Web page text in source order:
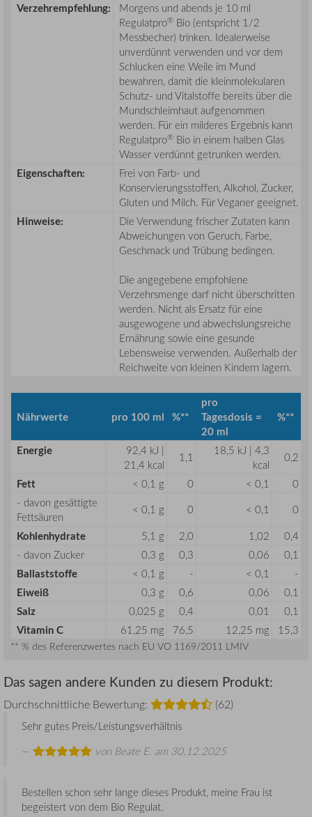
Verzehrempfehlung:
Morgens und abends je 10 ml
Regulatpro® Bio (entspricht 1/2
Messbecher) trinken. Idealerweise
unverdünnt verwenden und vor dem
Schlucken eine Weile im Mund
bewahren, damit die kleinmolekularen
Schutz- und Vitalstoffe bereits über die
Mundschleimhaut aufgenommen
werden. Für ein milderes Ergebnis kann
Regulatpro® Bio in einem halben Glas
Wasser verdünnt getrunken werden.
Eigenschaften:
Frei von Farb- und
Konservierungsstoffen, Alkohol, Zucker,
Gluten und Milch. Für Veganer geeignet.
Hinweise:
Die Verwendung frischer Zutaten kann
Abweichungen von Geruch, Farbe,
Geschmack und Trübung bedingen.
Die angegebene empfohlene
Verzehrsmenge darf nicht überschritten
werden. Nicht als Ersatz für eine
ausgewogene und abwechslungsreiche
Ernährung sowie eine gesunde
Lebensweise verwenden. Außerhalb der
Reichweite von kleinen Kindern lagern.
Nährwerte pro 100 ml %**
pro
Tagesdosis =
20 ml
%**
Energie
92,4 kJ |
21,4 kcal
1,1
18,5 kJ | 4,3
kcal
0,2
Fett < 0,1 g 0 < 0,1
0
- davon gesättigte
Fettsäuren
< 0,1 g 0 < 0,1 0
Kohlenhydrate 5,1 g 2,0 1,02
0,4
- davon Zucker
0,3 g 0,3 0,06 0,1
Ballaststoffe < 0,1 g - < 0,1 -
Eiweiß 0,3 g 0,6 0,06 0,1
Salz 0,025 g 0,4 0,01 0,1
Vitamin C 61,25 mg 76,5 12,25 mg 15,3
** % des Referenzwertes nach EU VO 1169/2011 LMIV
Das sagen andere Kunden zu diesem Produkt:
Durchschnittliche Bewertung: (62)
Sehr gutes Preis/Leistungsverhältnis
von Beate E. am 30.12.2025
Bestellen schon sehr lange dieses Produkt, meine Frau ist
begeistert von dem Bio Regulat.